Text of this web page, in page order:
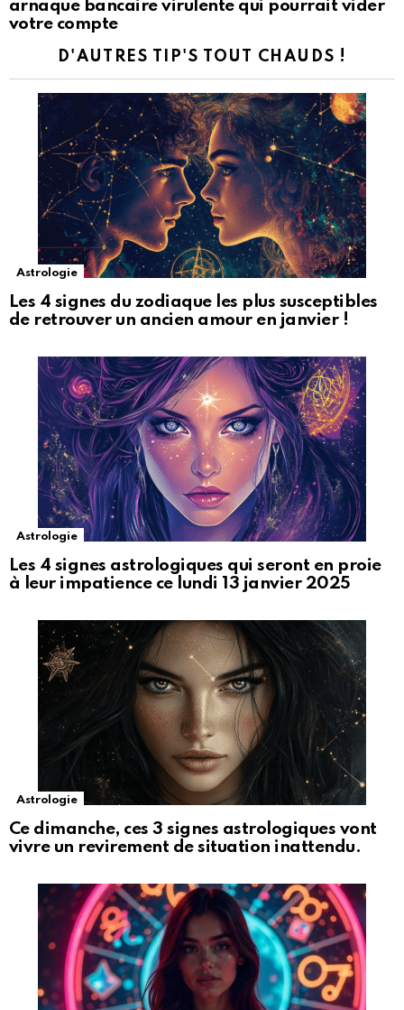
arnaque bancaire virulente qui pourrait vider
votre compte
D'AUTRES TIP'S TOUT CHAUDS !
Astrologie
Les 4 signes du zodiaque les plus susceptibles
de retrouver un ancien amour en janvier !
Astrologie
Les 4 signes astrologiques qui seront en proie
à leur impatience ce lundi 13 janvier 2025
Astrologie
Ce dimanche, ces 3 signes astrologiques vont
vivre un revirement de situation inattendu.